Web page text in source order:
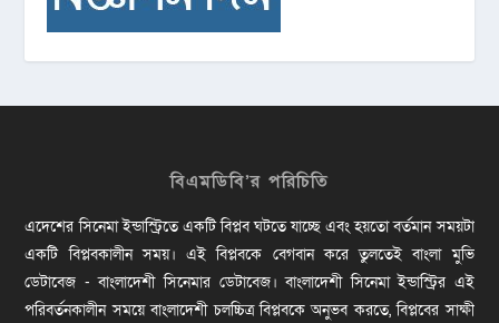
বিএমডিবি’র পরিচিতি
এদেশের সিনেমা ইন্ডাস্ট্রিতে একটি বিপ্লব ঘটতে যাচ্ছে এবং হয়তো বর্তমান সময়টা
একটি বিপ্লবকালীন সময়। এই বিপ্লবকে বেগবান করে তুলতেই বাংলা মুভি
ডেটাবেজ - বাংলাদেশী সিনেমার ডেটাবেজ। বাংলাদেশী সিনেমা ইন্ডাস্ট্রির এই
পরিবর্তনকালীন সময়ে বাংলাদেশী চলচ্চিত্র বিপ্লবকে অনুভব করতে, বিপ্লবের সাক্ষী